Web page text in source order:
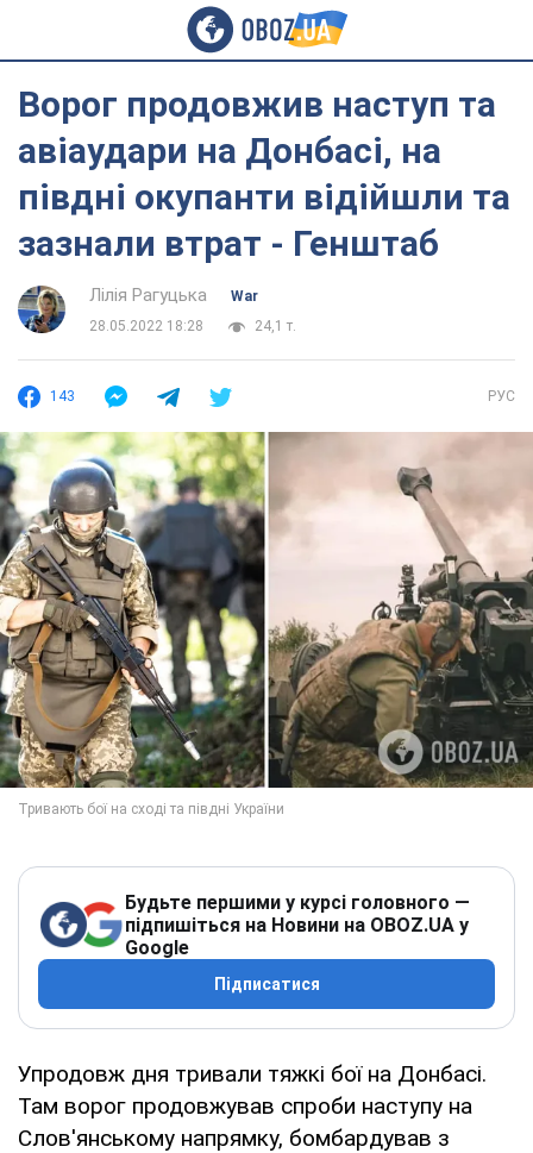
Ворог продовжив наступ та
авіаудари на Донбасі, на
півдні окупанти відійшли та
зазнали втрат - Генштаб
Лілія Рагуцька
War
28.05.2022 18:28
24,1 т.
143 РУС
Будьте першими у курсі головного —
підпишіться на Новини на OBOZ.UA у
Google
Підписатися
Упродовж дня тривали тяжкі бої на Донбасі.
Там ворог продовжував спроби наступу на
Слов'янському напрямку, бомбардував з